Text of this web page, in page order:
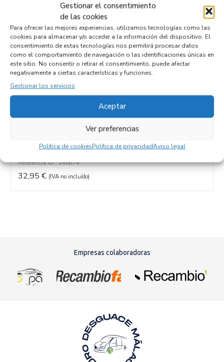
Gestionar el consentimiento
de las cookies
Para ofrecer las mejores experiencias, utilizamos tecnologías como las
cookies para almacenar y/o acceder a la información del dispositivo. El
consentimiento de estas tecnologías nos permitirá procesar datos
como el comportamiento de navegación o las identificaciones únicas en
este sitio. No consentir o retirar el consentimiento, puede afectar
negativamente a ciertas características y funciones.
Gestionar los servicios
Aceptar
Ver preferencias
Política de cookiesPolítica de privacidadAviso legal
Diesel
Código motor
Código cambio
Productos relacionados
MODULO ELECTRONICO DT1T-14F449-AB
Recambios FORDTOURNEO CONNECT (CHC)PJ2
Referencia ID: 146876
Referencia OEM: DT1T-14F449-AB
42,95€
Empresas colaboradoras